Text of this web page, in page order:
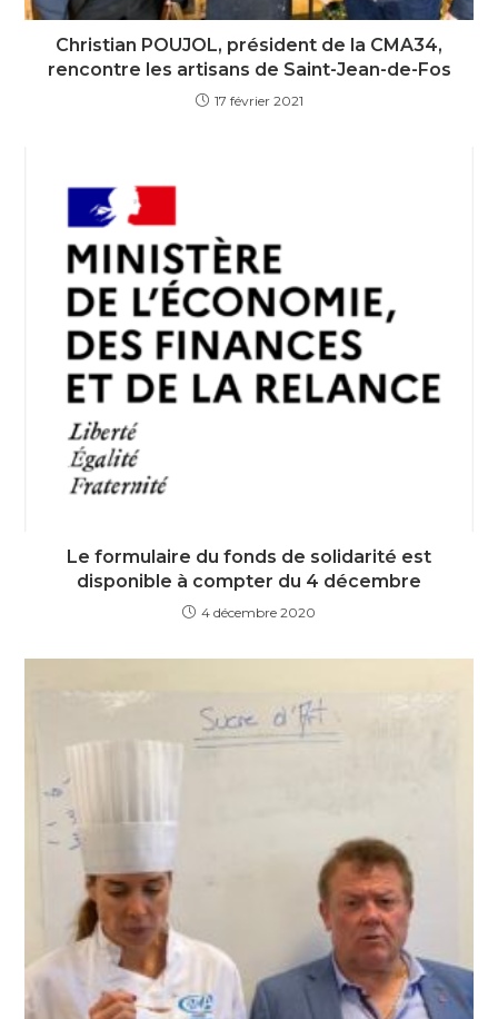
Christian POUJOL, président de la CMA34,
rencontre les artisans de Saint-Jean-de-Fos
17 février 2021
Le formulaire du fonds de solidarité est
disponible à compter du 4 décembre
4 décembre 2020